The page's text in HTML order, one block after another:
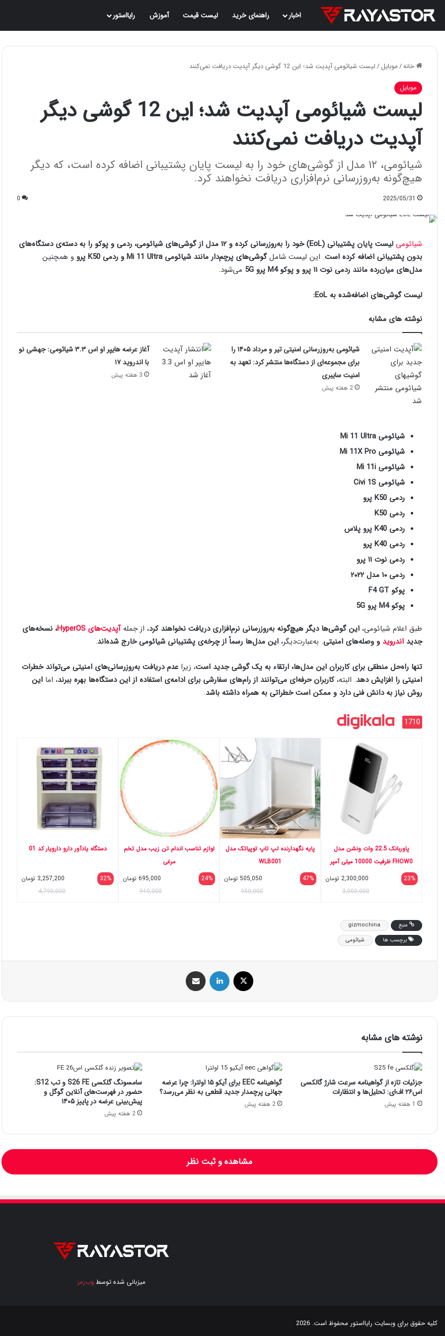
اخبار راهنمای خرید لیست قیمت آموزش رایااستور
خانه/موبایل/لیست شیائومی آپدیت شد؛ این 12 گوشی دیگر آپدیت دریافت نمی‌کنند
موبایل
لیست شیائومی آپدیت شد؛ این 12 گوشی دیگر
آپدیت دریافت نمی‌کنند
شیائومی، ۱۲ مدل از گوشی‌های خود را به لیست پایان پشتیبانی اضافه کرده است، که دیگر
هیچ‌گونه به‌روزرسانی نرم‌افزاری دریافت نخواهند کرد.
2025/05/31
0
شیائومی
لیست پایان پشتیبانی (EoL) خود را به‌روزرسانی کرده و ۱۲ مدل از گوشی‌های شیائومی، ردمی و پوکو را به دسته‌ی دستگاه‌های
بدون پشتیبانی اضافه کرده است. این لیست شاملگوشی‌های پرچم‌دار مانند شیائومی Mi 11 Ultra و ردمی K50 پرو
و همچنین
مدل‌های میان‌رده مانند ردمی نوت ۱۱ پرو و پوکو M4 پرو 5G
می‌شود.
لیست گوشی‌های اضافه‌شده به EoL:
نوشته های مشابه
شیائومی به‌روزرسانی امنیتی تیر و مرداد ۱۴۰۵ را
برای مجموعه‌ای از دستگاه‌ها منتشر کرد: تعهد به
امنیت سایبری
2 هفته پیش
آغاز عرضه هایپر او اس ۳.۳ شیائومی: جهشی نو
با اندروید ۱۷
3 هفته پیش
شیائومی Mi 11 Ultra
شیائومی Mi 11X Pro
شیائومی Mi 11i
شیائومی Civi 1S
ردمی K50 پرو
ردمی K50
ردمی K40 پرو پلاس
ردمی K40 پرو
ردمی نوت ۱۱ پرو
ردمی ۱۰ مدل ۲۰۲۲
پوکو F4 GT
پوکو M4 پرو 5G
طبق اعلام شیائومی، این گوشی‌ها دیگر هیچ‌گونه به‌روزرسانی نرم‌افزاری دریافت نخواهند کرد، از جملهآپدیت‌های HyperOS
، نسخه‌های
جدید اندروید و وصله‌های امنیتی. به‌عبارت‌دیگر، این مدل‌ها رسماً از چرخه‌ی پشتیبانی شیائومی خارج شده‌اند.
تنها راه‌حل منطقی برای کاربران این مدل‌ها، ارتقاء به یک گوشی جدید است، زیرا عدم دریافت به‌روزرسانی‌های امنیتی می‌تواند خطرات
امنیتی را افزایش دهد. البته،کاربران حرفه‌ای می‌توانند از رام‌های سفارشی برای ادامه‌ی استفاده از این دستگاه‌ها بهره ببرند، اما این
روش نیاز به دانش فنی دارد و ممکن است خطراتی به همراه داشته باشد.
1710
پاوربانک 22.5 وات ونشن مدل
FHOW0 ظرفیت 10000 میلی آمپر
ساعت
23%
2,300,000 تومان
3,000,000
پایه نگهدارنده لپ تاپ توپیاتک مدل
WLB001
47%
505,050 تومان
950,000
لوازم تناسب اندام تن زیب مدل تخم
مرغی
24%
695,000 تومان
910,000
دستگاه یادآور دارو دارویار کد 01
32%
3,257,200 تومان
4,790,000
منبع
gizmochina
برچسب ها
شیائومی
ایکس لینکداین
نوشته های مشابه
جزئیات تازه از گواهینامه سرعت شارژ گالکسی
اس۲۶ اف‌ای: تحلیل‌ها و انتظارات
1 هفته پیش
گواهینامه EEC برای آیکو ۱۵ اولترا: چرا عرضه
جهانی پرچمدار جدید قطعی به نظر می‌رسد؟
2 هفته پیش
سامسونگ گلکسی S26 FE و تب S12:
حضور در فهرست‌های آنلاین گوگل و
پیش‌بینی عرضه در پاییز ۱۴۰۵
2 هفته پیش
مشاهده و ثبت نظر
میزبانی شده توسطوب‌رمز
کلیه حقوق برای وبسایت رایااستور محفوظ است. 2026